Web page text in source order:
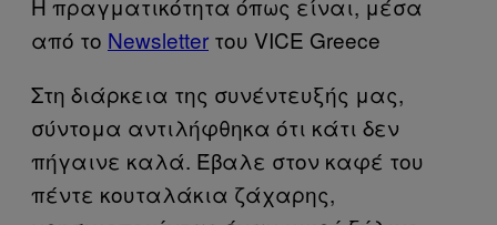
Η πραγματικότητα όπως είναι, μέσα
από το Newsletter του VICE Greece
Στη διάρκεια της συνέντευξής μας,
σύντομα αντιλήφθηκα ότι κάτι δεν
πήγαινε καλά. Έβαλε στον καφέ του
πέντε κουταλάκια ζάχαρης,